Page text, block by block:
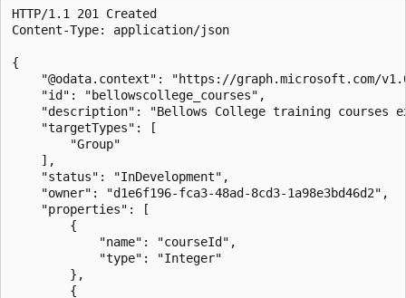
HTTP/1.1 201 Created
Content-Type: application/json
{
"@odata.context": "https://graph.microsoft.com/
    "id": "bellowscollege_courses",
"description": "Bellows College training courses
    "targetTypes": [
        "Group"
    ],
    "status": "InDevelopment",
    "owner": "d1e6f196-fca3-48ad-8cd3-1a98e3bd46d2",
    "properties": [
        {
            "name": "courseId",
            "type": "Integer"
        },
        {